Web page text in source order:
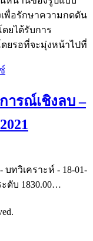
พื่อรักษาความกดดัน
ยได้รับการ
ยรอที่จะมุ่งหน้าไปที่
ารณ์เชิงลบ –
ทวิเคราะห์ - 18-01-
ดับ 1830.00…